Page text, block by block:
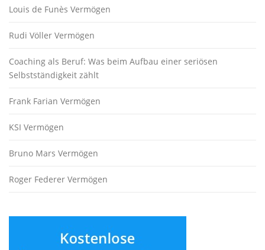
Louis de Funès Vermögen
Rudi Völler Vermögen
Coaching als Beruf: Was beim Aufbau einer seriösen
Selbstständigkeit zählt
Frank Farian Vermögen
KSI Vermögen
Bruno Mars Vermögen
Roger Federer Vermögen